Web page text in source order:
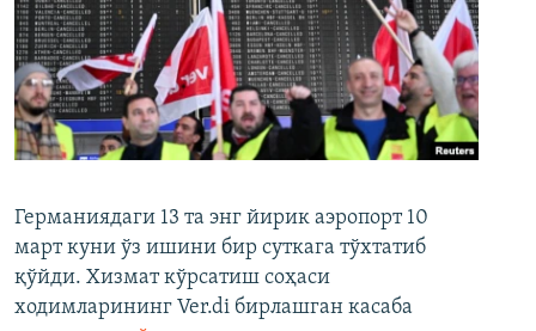
Германиядаги 13 та энг йирик аэропорт 10
март куни ўз ишини бир суткага тўхтатиб
қўйди. Хизмат кўрсатиш соҳаси
ходимларининг Ver.di бирлашган касаба